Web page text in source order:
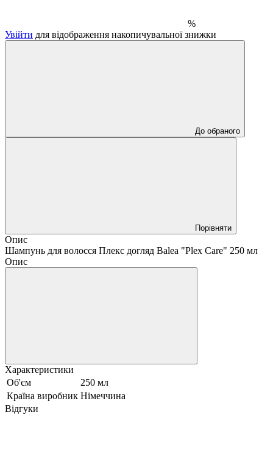
%
Увійти для відображення накопичувальної знижки
До обраного
Порівняти
Опис
Шампунь для волосся Плекс догляд Balea "Plex Care" 250 мл
Опис
Характеристики
Об'єм
250 мл
Країна виробник Німеччина
Відгуки